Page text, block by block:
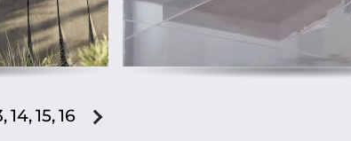
14,15,16